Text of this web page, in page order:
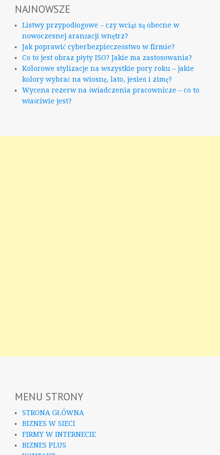
NAJNOWSZE
Listwy przypodłogowe – czy wciąż są obecne w
nowoczesnej aranżacji wnętrz?
Jak poprawić cyberbezpieczeństwo w firmie?
Co to jest obraz płyty ISO? Jakie ma zastosowania?
Kolorowe stylizacje na wszystkie pory roku – jakie
kolory wybrać na wiosnę, lato, jesień i zimę?
Wycena rezerw na świadczenia pracownicze – co to
właściwie jest?
MENU STRONY
STRONA GŁÓWNA
BIZNES W SIECI
FIRMY W INTERNECIE
BIZNES PLUS